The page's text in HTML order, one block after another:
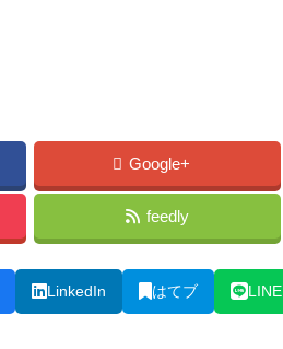
Google+
feedly
LinkedIn はてブ
LINE